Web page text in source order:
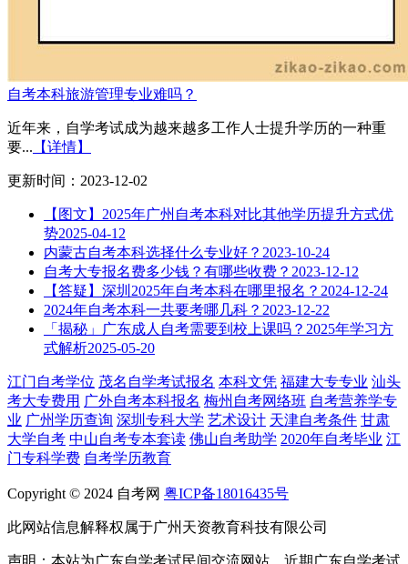
自考本科旅游管理专业难吗？
近年来，自学考试成为越来越多工作人士提升学历的一种重
要... 【详情】
更新时间：2023-12-02
【图文】2025年广州自考本科对比其他学历提升方式优
势2025-04-12
内蒙古自考本科选择什么专业好？ 2023-10-24
自考大专报名费多少钱？有哪些收费？ 2023-12-12
【答疑】深圳2025年自考本科在哪里报名？ 2024-12-24
2024年自考本科一共要考哪几科？ 2023-12-22
「揭秘」广东成人自考需要到校上课吗？2025年学习方
式解析2025-05-20
江门自考学位 茂名自学考试报名 本科文凭 福建大专专业 汕头
考大专费用 广外自考本科报名 梅州自考网络班 自考营养学专
业 广州学历查询 深圳专科大学 艺术设计 天津自考条件 甘肃
大学自考 中山自考专本套读 佛山自考助学 2020年自考毕业 江
门专科学费 自考学历教育
Copyright © 2024 自考网 粤ICP备18016435号
此网站信息解释权属于广州天资教育科技有限公司
声明：本站为广东自学考试民间交流网站，近期广东自学考试